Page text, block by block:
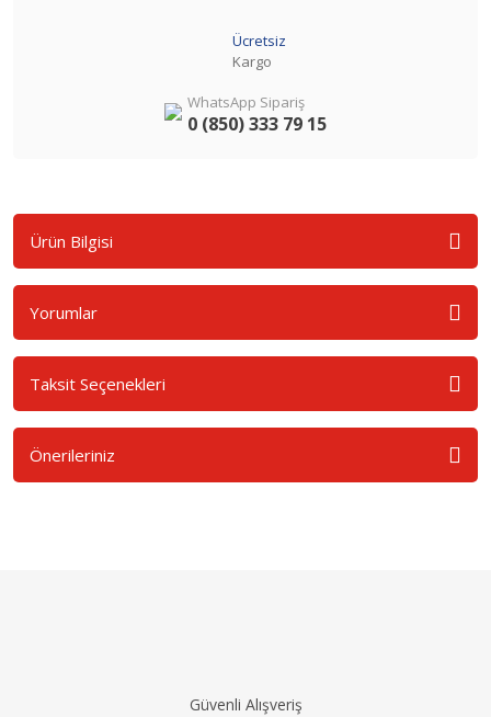
Ücretsiz
Kargo
WhatsApp Sipariş
0 (850) 333 79 15
Ürün Bilgisi
Yorumlar
Taksit Seçenekleri
Önerileriniz
Güvenli Alışveriş